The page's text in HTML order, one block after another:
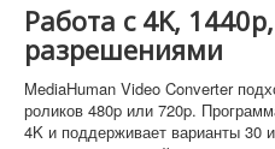
Работа с 4K,
разрешениями
MediaHuman Video Converter
роликов 480p или 720p.
4K и поддерживает варианты 30